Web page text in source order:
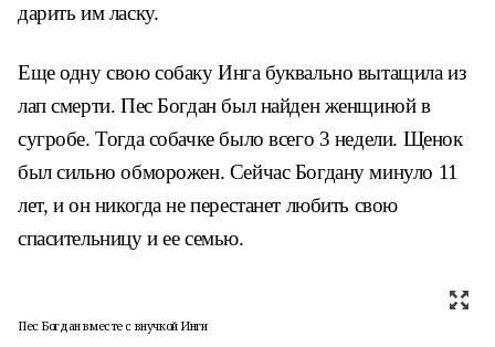
дарить им ласку.
Еще одну свою собаку Инга буквально вытащила из
лап смерти. Пес Богдан был найден женщиной в
сугробе. Тогда собачке было всего 3 недели. Щенок
был сильно обморожен. Сейчас Богдану минуло 11
лет, и он никогда не перестанет любить свою
спасительницу и ее семью.
Пес Богдан вместе с внучкой Инги